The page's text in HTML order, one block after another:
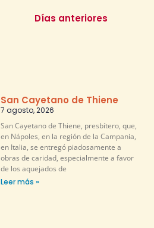
Días anteriores
San Cayetano de Thiene
7 agosto, 2026
San Cayetano de Thiene, presbítero, que,
en Nápoles, en la región de la Campania,
en Italia, se entregó piadosamente a
obras de caridad, especialmente a favor
de los aquejados de
Leer más »